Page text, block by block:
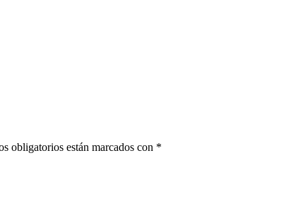
obligatorios están marcados con *